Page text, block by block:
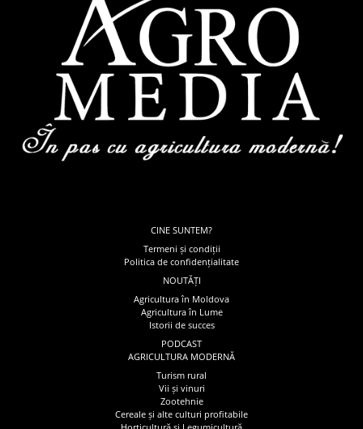
CINE SUNTEM?
Termeni și condiții
Politica de confidențialitate
NOUTĂȚI
Agricultura în Moldova
Agricultura în Lume
Istorii de succes
PODCAST
AGRICULTURA MODERNĂ
Turism rural
Vii și vinuri
Zootehnie
Cereale și alte culturi profitabile